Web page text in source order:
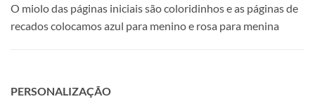
O miolo das páginas iniciais são coloridinhos e as páginas de
recados colocamos azul para menino e rosa para menina
PERSONALIZAÇÃO